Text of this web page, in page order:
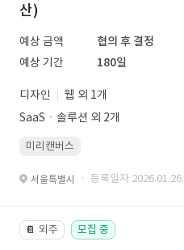
산)
예상 금액
협의 후 결정
예상 기간
180일
디자인
웹 외 1개
SaaSㆍ솔루션 외 2개
미리캔버스
서울특별시 · 등록일자 2026.01.26.
📔 외주 모집 중